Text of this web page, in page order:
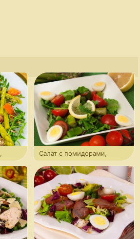
Салат с помидорами,
спаржей и яйцами